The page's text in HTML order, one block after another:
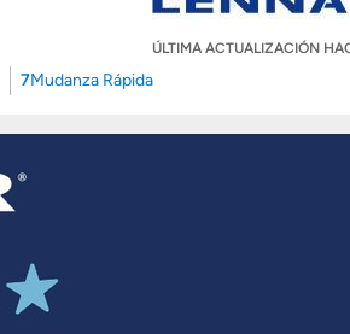
ÚLTIMA ACTUALIZACIÓN
7Mudanza Rápida